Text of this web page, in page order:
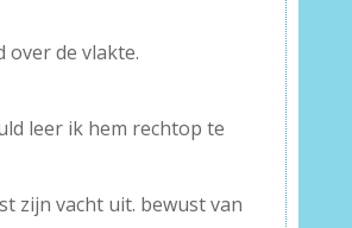
over de vlakte.
leer ik hem rechtop te
zijn vacht uit. bewust van